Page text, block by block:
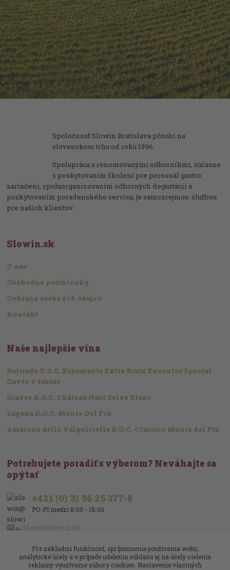
Spoločnosť Slowin Bratislava pôsobí na
slovenskom trhu od roku 1996.
Spolupráca s renomovanými odborníkmi, súčasne
s poskytovaním školení pre personál gastro
zariadení, spoluorganizovaním odborných degustácií a
poskytovaním poradenského servisu, je samozrejmou službou
pre našich klientov.
Slowin.sk
O nás
Obchodné podmienky
Ochrana osobných údajov
Kontakt
Naše najlepšie vína
Bairrada D.O.C. Espumante Extra Bruto Encontro Special
Cuvée v tubuse
Graves A.O.C. Château Haut Selve Blanc
Lugana D.O.C. Monte Del Frá
Amarone della Valpolicella D.O.C. Classico Monte del Frá
Potrebujete poradiť s výberom? Neváhajte sa
opýtať
+421 (0) 31 56 25 377-8
PO-PI medzi 8:00 - 18:00
slowin@slowin.sk
Pre základnú funkčnosť, spríjemnenie používania webu,
analytické účely a v prípade udelenia súhlasu aj na účely cielenia
reklamy využívame súbory cookies. Nastavenie vlastných